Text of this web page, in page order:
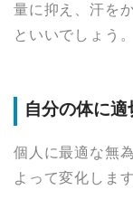
量に抑え、汗を
といいでしょう。
自分の体に
個人に最適な無
よって変化します